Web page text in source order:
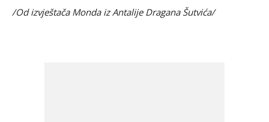
/Od izvještača Monda iz Antalije Dragana Šutvića/